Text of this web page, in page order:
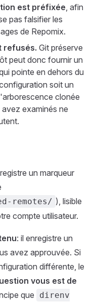
est préfixée, afin
pas falsifier les
de Repomix.
refusés. Git préserve
peut donc fournir un
pointe en dehors du
soit un
clonée
examinés ne
un marqueur
remotes/ ), lisible
compte utilisateur.
: il enregistre un
avez approuvée. Si
différente, le
vous est de
que
direnv